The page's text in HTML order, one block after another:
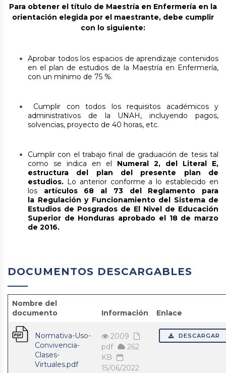
Para obtener el título de Maestría en Enfermería en la
orientación elegida por el maestrante, debe cumplir
con lo siguiente:
Aprobar todos los espacios de aprendizaje contenidos
en el plan de estudios de la Maestría en Enfermería,
con un mínimo de 75 %.
Cumplir con todos los requisitos académicos y
administrativos de la UNAH, incluyendo pagos,
solvencias, proyecto de 40 horas, etc.
Cumplir con el trabajo final de graduación de tesis tal
como se indica en el Numeral 2, del Literal E,
estructura del plan del presente plan de
estudios. Lo anterior conforme a lo establecido en
los artículos 68 al 73 del Reglamento para
la Regulación y Funcionamiento del Sistema de
Estudios de Posgrados de El Nivel de Educación
Superior de Honduras aprobado el 18 de marzo
de 2016.
DOCUMENTOS DESCARGABLES
Nombre del
documento
Información Enlace
Normativa-Uso-
Convivencia-
Clases-
Virtuales.pdf
2009
pdf
262
KB
15/06/2022
DESCARGAR